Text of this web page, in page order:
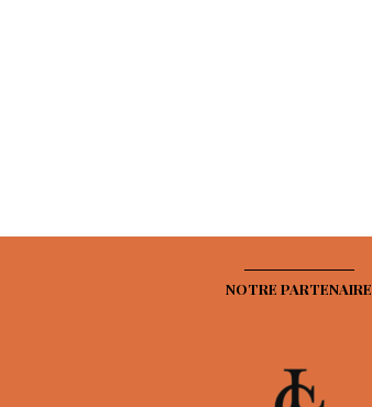
NOTRE PARTENAIRE